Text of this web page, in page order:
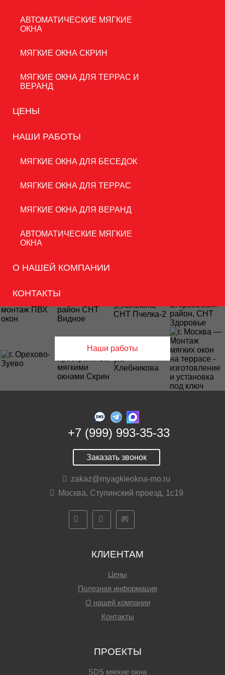
АВТОМАТИЧЕСКИЕ МЯГКИЕ
ОКНА
МЯГКИЕ ОКНА СКРИН
МЯГКИЕ ОКНА ДЛЯ ТЕРРАС И
ВЕРАНД
ЦЕНЫ
НАШИ РАБОТЫ
МЯГКИЕ ОКНА ДЛЯ БЕСЕДОК
МЯГКИЕ ОКНА ДЛЯ ТЕРРАС
МЯГКИЕ ОКНА ДЛЯ ВЕРАНД
АВТОМАТИЧЕСКИЕ МЯГКИЕ
ОКНА
О НАШЕЙ КОМПАНИИ
КОНТАКТЫ
защита от дождя, ветра и пыли, при этом сохраняется
периметру на качественную фурнитуру.
Звоните8 (800) 333-93-21
перезвоним Вам в течение 5 минут!
Согласенна обработку данных
Наши работы
+7 (999) 993-35-33
Заказать звонок
zakaz@myagkieokna-mo.ru
Москва, Ступинский проезд, 1с19
КЛИЕНТАМ
Цены
Полезная информация
О нашей компании
Контакты
ПРОЕКТЫ
SDS мягкие окна